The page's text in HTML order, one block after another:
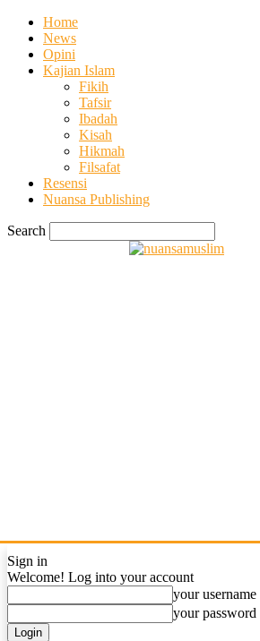
Home
News
Opini
Kajian Islam
Fikih
Tafsir
Ibadah
Kisah
Hikmah
Filsafat
Resensi
Nuansa Publishing
Search
Sign in
Welcome! Log into your account
your username
your password